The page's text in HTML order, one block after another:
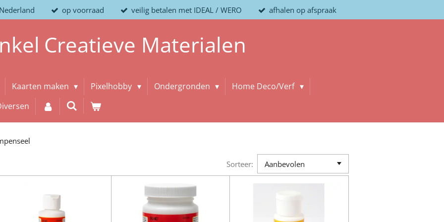
op voorraad veilig betalen met IDEAL / WERO afhalen op afspraak
Creatieve Materialen
Kaarten maken Pixelhobby Ondergronden
Home Deco/Verf
Sorteer: